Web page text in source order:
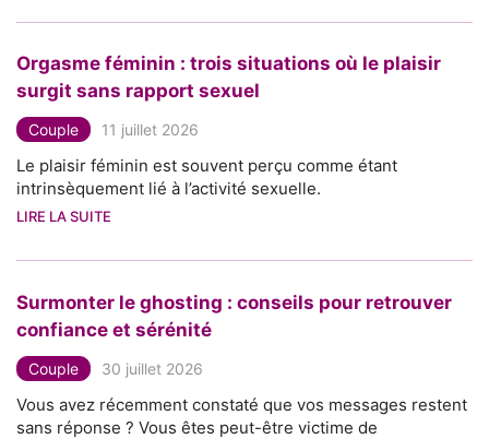
Orgasme féminin : trois situations où le plaisir
surgit sans rapport sexuel
Couple 11 juillet 2026
Le plaisir féminin est souvent perçu comme étant
intrinsèquement lié à l’activité sexuelle.
LIRE LA SUITE
Surmonter le ghosting : conseils pour retrouver
confiance et sérénité
Couple 30 juillet 2026
Vous avez récemment constaté que vos messages restent
sans réponse ? Vous êtes peut-être victime de